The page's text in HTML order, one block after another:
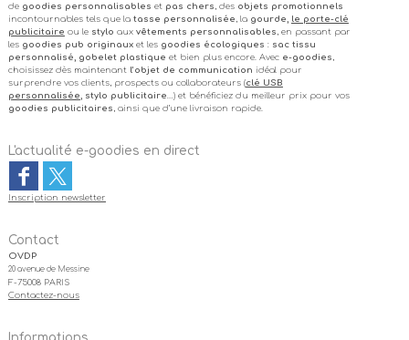
de goodies personnalisables et pas chers , des objets promotionnels
incontournables tels que la tasse personnalisée , la gourde, le porte-clé
publicitaire ou le stylo aux vêtements personnalisables , en passant par
les goodies pub originauxet les goodies écologiques : sac tissu
personnalisé, gobelet plastique et bien plus encore. Avec e-goodies ,
choisissez dès maintenant l’objet de communication idéal pour
surprendre vos clients, prospects ou collaborateurs (clé USB
personnalisée, stylo publicitaire…) et bénéficiez du meilleur prix pour vos
goodies publicitaires , ainsi que d’une livraison rapide.
L'actualité e-goodies en direct
Inscription newsletter
Contact
OVDP
20 avenue de Messine
F-75008 PARIS
Contactez-nous